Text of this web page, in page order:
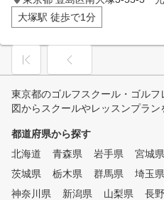
大塚駅 徒歩で1分
東京都のゴルフスクール・ゴル
図からスクールやレッスンプラン
都道府県から探す
北海道
青森県 岩手県 宮城県
茨城県
栃木県 群馬県 埼玉県
神奈川県
新潟県 山梨県 長